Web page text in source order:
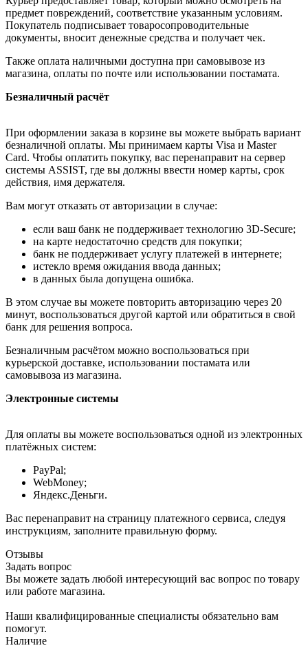
предмет повреждений, соответствие указанным условиям.
Покупатель подписывает товаросопроводительные
документы, вносит денежные средства и получает чек.
Также оплата наличными доступна при самовывозе из
магазина, оплаты по почте или использовании постамата.
Безналичный расчёт
При оформлении заказа в корзине вы можете выбрать вариант
безналичной оплаты. Мы принимаем карты Visa и Master
Card. Чтобы оплатить покупку, вас перенаправит на сервер
системы ASSIST, где вы должны ввести номер карты, срок
действия, имя держателя.
Вам могут отказать от авторизации в случае:
если ваш банк не поддерживает технологию 3D-Secure;
на карте недостаточно средств для покупки;
банк не поддерживает услугу платежей в интернете;
истекло время ожидания ввода данных;
в данных была допущена ошибка.
В этом случае вы можете повторить авторизацию через 20
минут, воспользоваться другой картой или обратиться в свой
банк для решения вопроса.
Безналичным расчётом можно воспользоваться при
курьерской доставке, использовании постамата или
самовывоза из магазина.
Электронные системы
Для оплаты вы можете воспользоваться одной из электронных
платёжных систем:
PayPal;
WebMoney;
Яндекс.Деньги.
Вас перенаправит на страницу платежного сервиса, следуя
инструкциям, заполните правильную форму.
Отзывы
Задать вопрос
Вы можете задать любой интересующий вас вопрос по товару
или работе магазина.
Наши квалифицированные специалисты обязательно вам
помогут.
Наличие